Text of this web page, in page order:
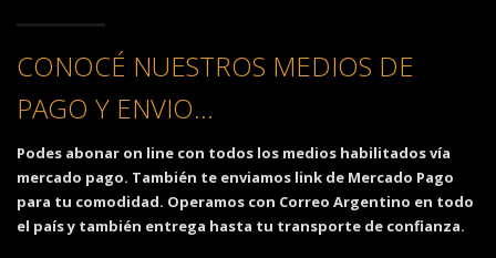
CONOCÉ NUESTROS MEDIOS DE
PAGO Y ENVIO...
Podes abonar on line con todos los medios habilitados vía
mercado pago. También te enviamos link de Mercado Pago
para tu comodidad. Operamos con Correo Argentino en todo
el país y también entrega hasta tu transporte de confianza.